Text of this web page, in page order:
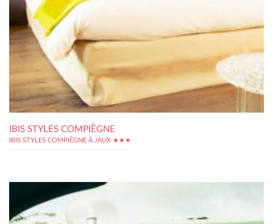
IBIS STYLES COMPIÈGNE
IBIS STYLES COMPIÈGNE À JAUX ★★★